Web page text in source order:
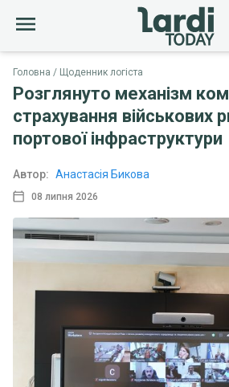
Головна Щоденник логіста
Розглянуто механізм
страхування військових
портової інфраструктури
08 липня 2026
Автор: Анастасія Бикова